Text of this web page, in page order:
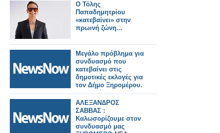
Ο Τόλης
Παπαδημητρίου
«κατεβαίνει» στην
πρωινή ζώνη...
Μεγάλο πρόβλημα για
συνδυασμό που
κατεβαίνει στις
δημοτικές εκλογές για
τον Δήμο Ξηρομέρου.
Δεν κατέθεσαν
εγκαίρως το
παράβολο
συμμετοχής του
συνδυασμού στις
ΑΛΕΞΑΝΔΡΟΣ
ΣΑΒΒΑΣ :
Καλωσορίζουμε στον
συνδυασμό μας